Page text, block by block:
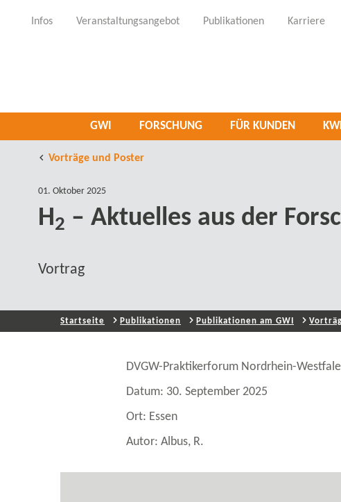
Infos Veranstaltungsangebot Publikationen Karriere
GWI FORSCHUNG FÜR KUNDEN
Vorträge und Poster
01. Oktober 2025
H2 – Aktuelles aus der
Vortrag
Startseite Publikationen Publikationen am GWI
DVGW-​Praktikerforum Nordrhein-​
Datum: 30. September 2025
Ort: Essen
Autor: Albus, R.